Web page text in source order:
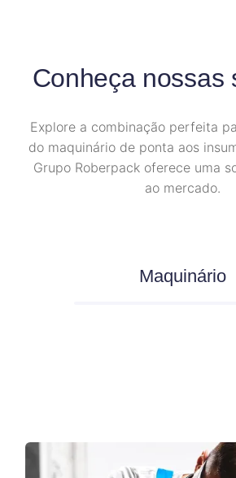
Conheça nossas
Explore a combinação perfeita
do maquinário de ponta aos
Grupo Roberpack oferece uma
ao mercado.
Maquinário